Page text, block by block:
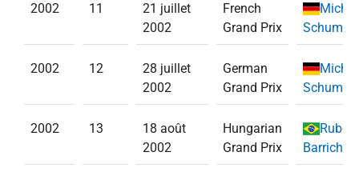
2002 11
21 juillet
2002
French
Grand Prix
2002 12
28 juillet
2002
German
Grand Prix
2002 13
18 août
2002
Hungarian
Grand Prix